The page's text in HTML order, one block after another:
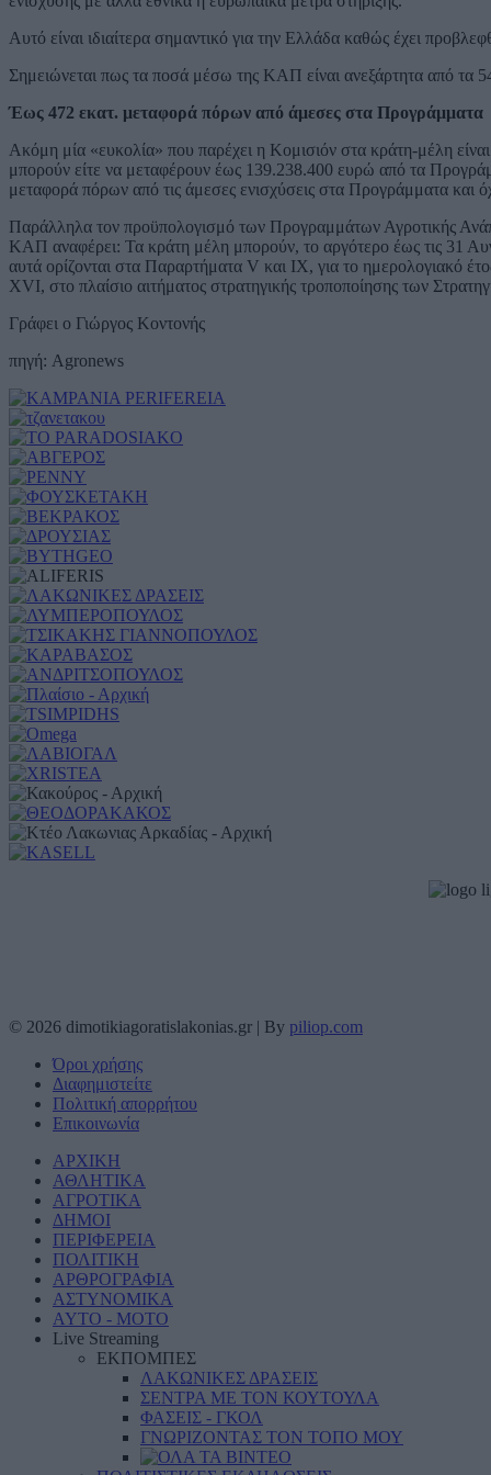
Αυτό είναι ιδιαίτερα σημαντικό για την Ελλάδα καθώς έχει
Σημειώνεται πως τα ποσά μέσω της ΚΑΠ είναι ανεξάρτητα από τα
Έως 472 εκατ. μεταφορά πόρων από άμεσες στα Προγράμματα
Ακόμη μία «ευκολία» που παρέχει η Κομισιόν στα κράτη-μέλη
μπορούν είτε να μεταφέρουν έως 139.238.400 ευρώ από τα
μεταφορά πόρων από τις άμεσες ενισχύσεις στα Προγράμματα και
Παράλληλα τον προϋπολογισμό των Προγραμμάτων Αγροτικής
ΚΑΠ αναφέρει: Τα κράτη μέλη μπορούν, το αργότερο έως τις 31
αυτά ορίζονται στα Παραρτήματα V και IX, για το ημερολογιακό
XVI, στο πλαίσιο αιτήματος στρατηγικής τροποποίησης των
Γράφει ο Γιώργος Κοντονής
πηγή: Agronews
© 2026 dimotikiagoratislakonias.gr | By piliop.com
Όροι χρήσης
Διαφημιστείτε
Πολιτική απορρήτου
Επικοινωνία
ΑΡΧΙΚΗ
ΑΘΛΗΤΙΚΑ
ΑΓΡΟΤΙΚΑ
ΔΗΜΟΙ
ΠΕΡΙΦΕΡΕΙΑ
ΠΟΛΙΤΙΚΗ
ΑΡΘΡΟΓΡΑΦΙΑ
ΑΣΤΥΝΟΜΙΚΑ
AYTO - MOTO
Live Streaming
ΕΚΠΟΜΠΕΣ
ΛΑΚΩΝΙΚΕΣ ΔΡΑΣΕΙΣ
ΣΕΝΤΡΑ ΜΕ ΤΟΝ ΚΟΥΤΟΥΛΑ
ΦΑΣΕΙΣ - ΓΚΟΛ
ΓΝΩΡΙΖΟΝΤΑΣ ΤΟΝ ΤΟΠΟ ΜΟΥ